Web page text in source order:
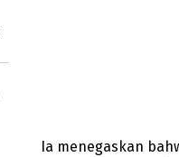
Ia menegaskan